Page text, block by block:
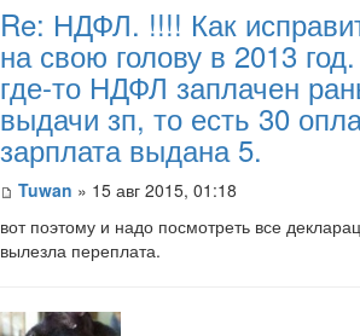
Re: НДФЛ. !!!! Как
на свою голову в 2013
где-то НДФЛ заплачен
выдачи зп, то есть 30
зарплата выдана 5.
Tuwan » 15 авг 2015, 01:18
вот поэтому и надо посмотреть все
вылезла переплата.